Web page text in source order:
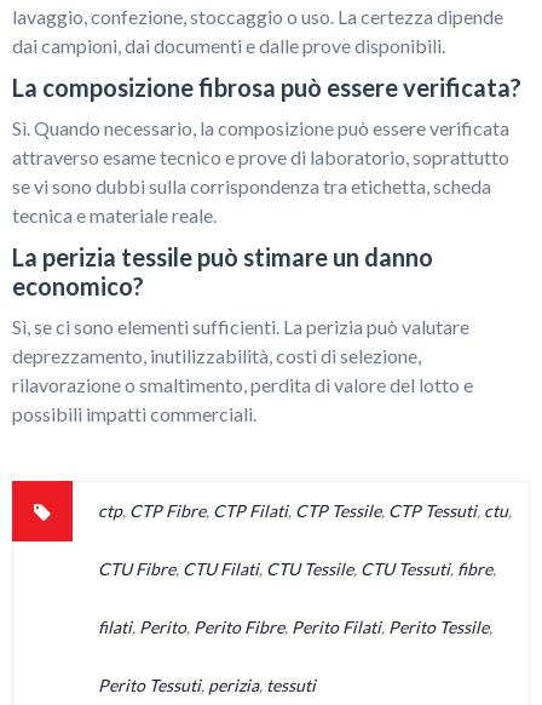
lavaggio, confezione, stoccaggio o uso. La certezza dipende
dai campioni, dai documenti e dalle prove disponibili.
La composizione fibrosa può essere verificata?
Sì. Quando necessario, la composizione può essere verificata
attraverso esame tecnico e prove di laboratorio, soprattutto
se vi sono dubbi sulla corrispondenza tra etichetta, scheda
tecnica e materiale reale.
La perizia tessile può stimare un danno
economico?
Sì, se ci sono elementi sufficienti. La perizia può valutare
deprezzamento, inutilizzabilità, costi di selezione,
rilavorazione o smaltimento, perdita di valore del lotto e
possibili impatti commerciali.
ctp, CTP Fibre, CTP Filati, CTP Tessile, CTP Tessuti, ctu,
CTU Fibre, CTU Filati, CTU Tessile, CTU Tessuti, fibre,
filati, Perito, Perito Fibre, Perito Filati, Perito Tessile,
Perito Tessuti, perizia, tessuti